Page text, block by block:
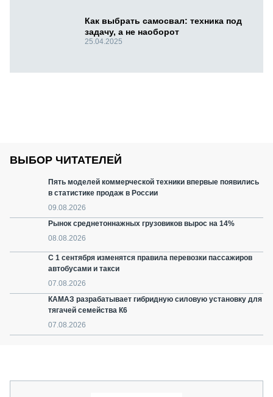
Как выбрать самосвал: техника под
задачу, а не наоборот
25.04.2025
ВЫБОР ЧИТАТЕЛЕЙ
Пять моделей коммерческой техники впервые появились
в статистике продаж в России
09.08.2026
Рынок среднетоннажных грузовиков вырос на 14%
08.08.2026
С 1 сентября изменятся правила перевозки пассажиров
автобусами и такси
07.08.2026
КАМАЗ разрабатывает гибридную силовую установку для
тягачей семейства К6
07.08.2026